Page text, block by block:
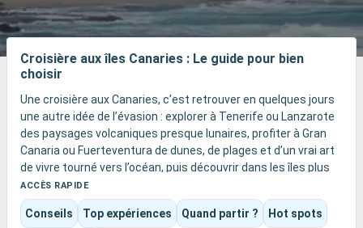
Ports Compagnies
Croisière aux îles Canaries : Le guide pour bien
choisir
Une croisière aux Canaries, c’est retrouver en quelques jours
une autre idée de l’évasion : explorer à Tenerife ou Lanzarote
des paysages volcaniques presque lunaires, profiter à Gran
Canaria ou Fuerteventura de dunes, de plages et d’un vrai art
de vivre tourné vers l’océan, puis découvrir dans les îles plus
préservées comme La Palma ou La Gomera une nature plus
verte, plus sauvage, plus silencieuse.
La destination mêle très naturellement baignade, grands
ACCÈS RAPIDE
Conseils Top expériences Quand partir ? Hot spots